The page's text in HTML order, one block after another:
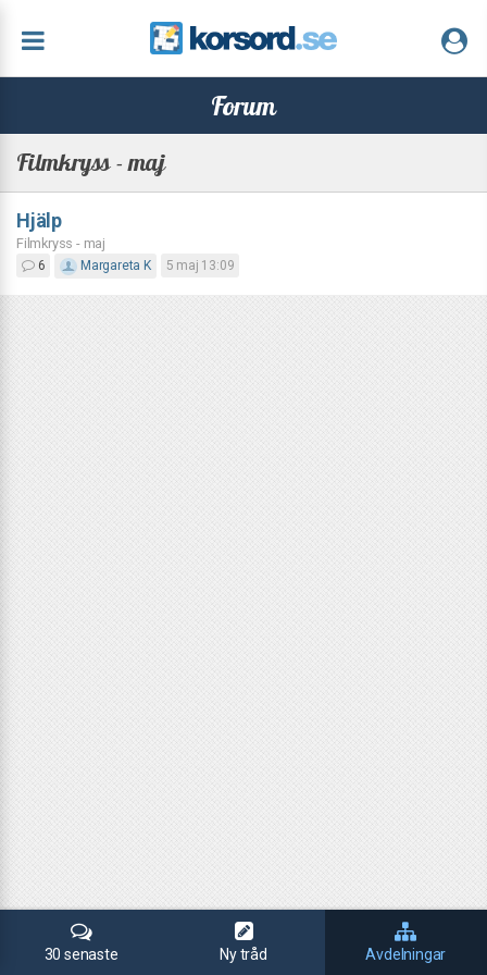
Forum
Filmkryss - maj
Hjälp
Filmkryss - maj
6 Margareta K 5 maj 13:09
30 senaste Ny tråd Avdelningar